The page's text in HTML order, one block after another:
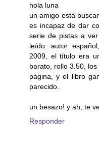
hola luna
un amigo está
es incapaz de dar
serie de pistas a
leído: autor
2009, el título era
barato, rollo 3.50,
página, y el libro
parecido.
un besazo! y ah, te
Responder